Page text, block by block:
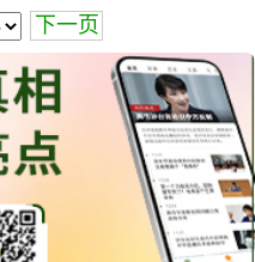
下一页